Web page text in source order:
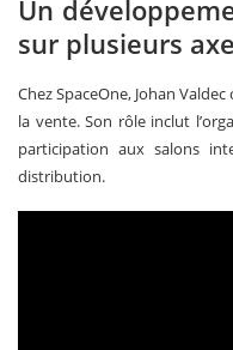
Un
sur plusieurs
Chez SpaceOne, Johan
la vente. Son rôle inclut
participation aux salons
distribution.